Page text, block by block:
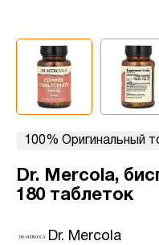
100% Оригинальный
Dr. Mercola,
180 таблеток
Dr. Mercola